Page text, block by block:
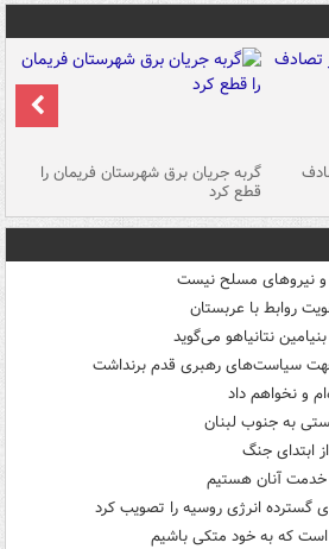
گربه جریان برق شهرستان فریمان را
قطع کرد
نیروهای مسلح نیست
روابط با عربستان
نتانیاهو می‌گوید
جهت سیاست‌های رهبری قدم برنداشت
و نخواهم داد
به جنوب لبنان
خدمت آنان هستیم
گسترده انرژی روسیه را تصویب کرد
است که به خود متکی باشیم